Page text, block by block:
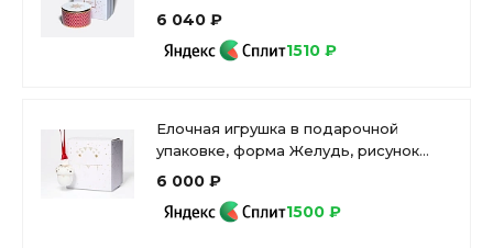
81.28258.00.1
6 040 ₽
1510 ₽
Елочная игрушка в подарочной
упаковке, форма Желудь, рисунок
Позолоченный, арт. 81.33932.00.1
6 000 ₽
1500 ₽